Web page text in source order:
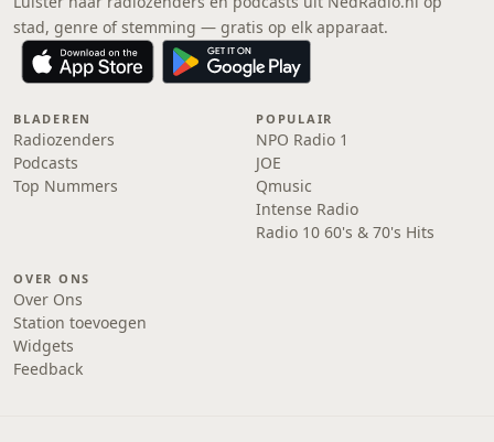
stad, genre of stemming — gratis op elk apparaat.
BLADEREN
Radiozenders
Podcasts
Top Nummers
POPULAIR
NPO Radio 1
JOE
Qmusic
Intense Radio
Radio 10 60's & 70's Hits
OVER ONS
Over Ons
Station toevoegen
Widgets
Feedback